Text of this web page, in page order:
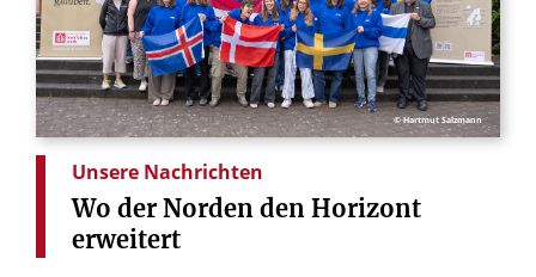
© Hartmut Salzmann
Unsere Nachrichten
Wo der Norden den Horizont
erweitert